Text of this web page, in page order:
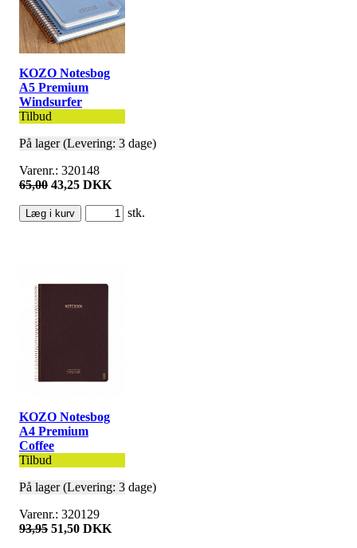
KOZO Notesbog
A5 Premium
Windsurfer
Tilbud
På lager (Levering: 3 dage)
Varenr.: 320148
65,00 43,25 DKK
stk.
KOZO Notesbog
A4 Premium
Coffee
Tilbud
På lager (Levering: 3 dage)
Varenr.: 320129
93,95 51,50 DKK